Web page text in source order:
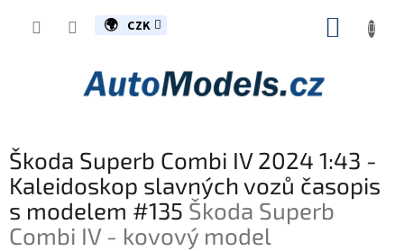
CZK
Škoda Superb Combi IV 2024 1:43 -
Kaleidoskop slavných vozů časopis
s modelem #135 Škoda Superb
Combi IV - kovový model